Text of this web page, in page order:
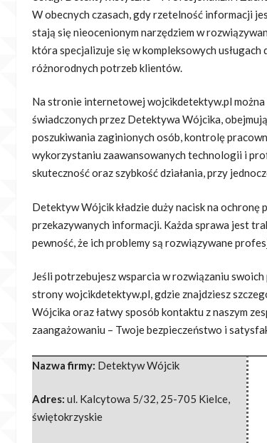
W obecnych czasach, gdy rzetelność informacji
stają się nieocenionym narzędziem w
która specjalizuje się w kompleksowych
różnorodnych potrzeb klientów.
Na stronie internetowej wojcikdetektyw.pl można
świadczonych przez Detektywa Wójcika,
poszukiwania zaginionych osób, kontrolę
wykorzystaniu zaawansowanych technologii i
skuteczność oraz szybkość działania, przy
Detektyw Wójcik kładzie duży nacisk na
przekazywanych informacji. Każda sprawa jest
pewność, że ich problemy są rozwiązywane
Jeśli potrzebujesz wsparcia w rozwiązaniu
strony wojcikdetektyw.pl, gdzie znajdziesz
Wójcika oraz łatwy sposób kontaktu z naszym
zaangażowaniu – Twoje bezpieczeństwo i
Nazwa firmy: Detektyw Wójcik
Adres: ul. Kalcytowa 5/32, 25-705 Kielce,
świętokrzyskie